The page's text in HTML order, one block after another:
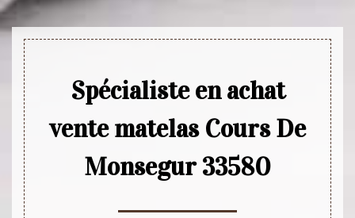
Spécialiste en achat
vente matelas Cours De
Monsegur 33580